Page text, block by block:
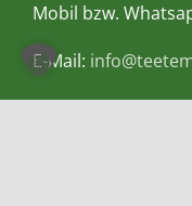
Mobil bzw.
E-Mail: